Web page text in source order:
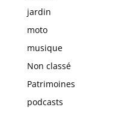
jardin
moto
musique
Non classé
Patrimoines
podcasts